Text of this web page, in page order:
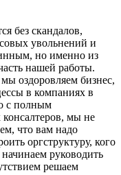
без скандалов,
увольнений и
но именно из
нашей работы.
оздоровляем бизнес,
в компаниях в
с полным
мы не
что вам надо
оргструктуру, кого
руководить
решаем